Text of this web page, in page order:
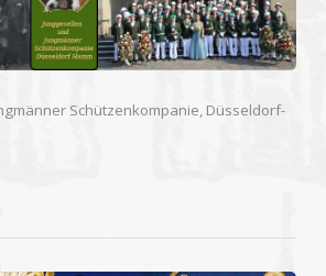
Schützenkompanie, Düsseldorf-